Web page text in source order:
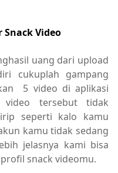
Video
uang dari upload
cukuplah gampang
5 video di aplikasi
tersebut tidak
seperti kalo kamu
kamu tidak sedang
jelasnya kami bisa
snack videomu.